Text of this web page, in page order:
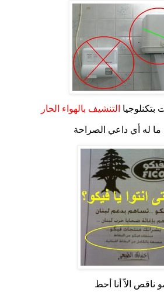
التنشيف بالهواء الحار
ما له أي داعي الصراحة
ناقص الاّ أنا أحط